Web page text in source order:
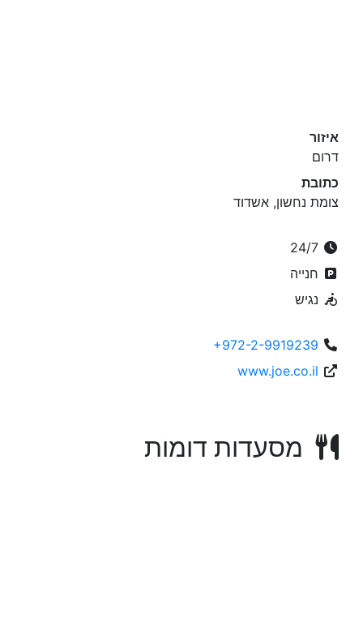
איזור
דרום
כתובת
צומת נחשון, אשדוד
חנייה
נגיש
+972-2-9919239
www.joe.co.il
מסעדות דומות